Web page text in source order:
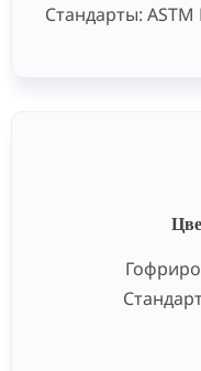
Стандарты: ASTM